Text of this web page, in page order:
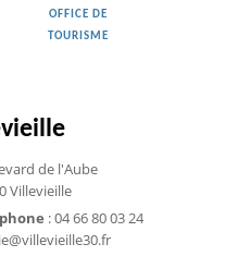
OFFICE DE
TOURISME
de l'Aube
Villevieille
: 04 66 80 03 24